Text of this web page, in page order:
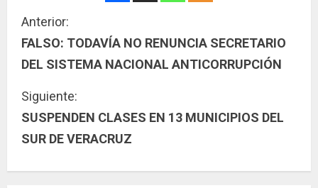
S
i
g
u
e
l
Anterior:
FALSO: TODAVÍA NO RENUNCIA SECRETARIO
DEL SISTEMA NACIONAL ANTICORRUPCIÓN
Siguiente:
SUSPENDEN CLASES EN 13 MUNICIPIOS DEL
SUR DE VERACRUZ